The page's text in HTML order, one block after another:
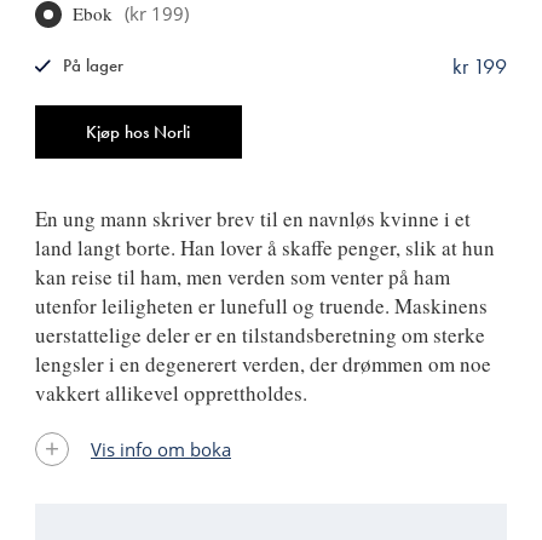
Ebok (kr 199)
Kjøp hos Norli
kr 199
På lager
En ung mann skriver brev til en navnløs kvinne i et
land langt borte. Han lover å skaffe penger, slik at hun
kan reise til ham, men verden som venter på ham
utenfor leiligheten er lunefull og truende. Maskinens
uerstattelige deler er en tilstandsberetning om sterke
lengsler i en degenerert verden, der drømmen om noe
vakkert allikevel opprettholdes.
Vis info om boka